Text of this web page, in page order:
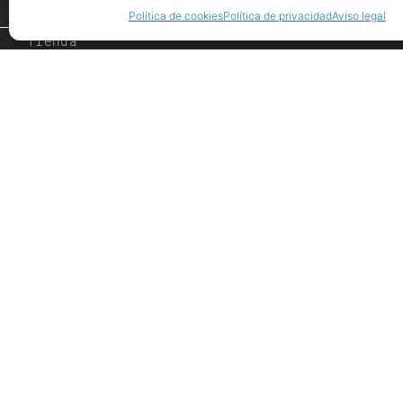
Política de cookiesPolítica de privacidadAviso legal
Tienda